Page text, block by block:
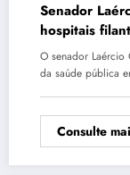
Senador
hospitais
O senador Laércio
da saúde pública
Consulte